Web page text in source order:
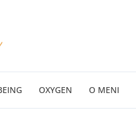
OXYGEN O MENI